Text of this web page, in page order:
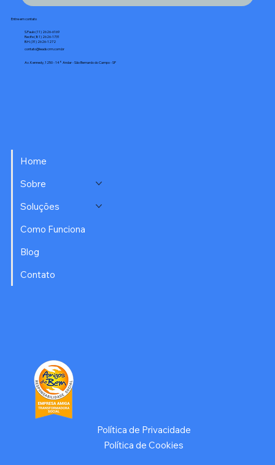
Home
Sobre
Soluções
Como Funciona
Blog
Contato
Entre em contato
S.Paulo (11) 2626-6169
Recife (81) 2626-1731
B.H. (31) 2626-1272
contato@leadscrm.com.br
Av. Kennedy, 1250 - 14° Andar - São Bernardo do Campo - SP
Política de Privacidade
Política de Cookies